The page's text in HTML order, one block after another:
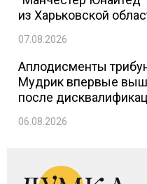
из Харьковской
07.08.2026
Аплодисменты
Мудрик впервые
после
06.08.2026